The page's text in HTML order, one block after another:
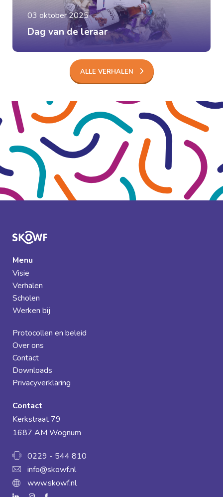
03 oktober 2025
Dag van de leraar
ALLE VERHALEN
Menu
Visie
Verhalen
Scholen
Werken bij
Protocollen en beleid
Over ons
Contact
Downloads
Privacyverklaring
Contact
Kerkstraat 79
1687 AM Wognum
0229 - 544 810
info@skowf.nl
www.skowf.nl